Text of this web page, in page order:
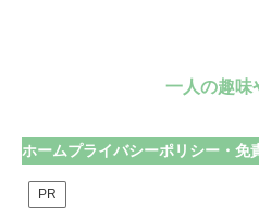
一人の趣味
ホーム
PR